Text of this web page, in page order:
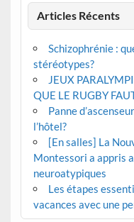
Articles Récents
Schizophrénie :
stéréotypes?
JEUX
QUE LE RUGBY
Panne
l’hôtel?
[En salles] La
Montessori a appris
neuroatypiques
Les étapes
vacances avec une